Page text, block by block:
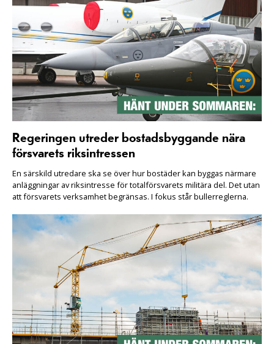
Regeringen utreder bostadsbyggande nära
försvarets riksintressen
En särskild utredare ska se över hur bostäder kan byggas närmare
anläggningar av riksintresse för totalförsvarets militära del. Det utan
att försvarets verksamhet begränsas. I fokus står bullerreglerna.